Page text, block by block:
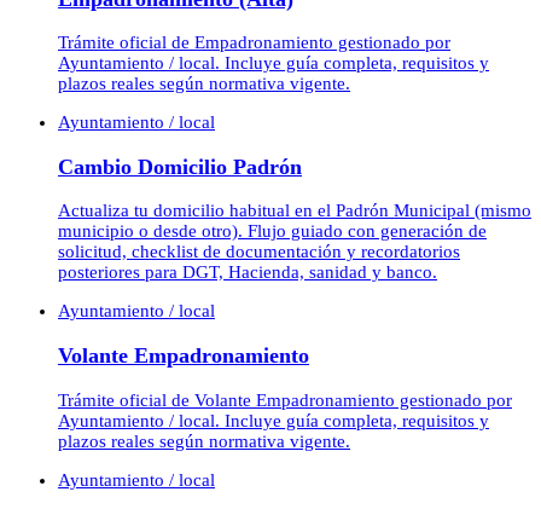
Trámite oficial de Empadronamiento gestionado por
Ayuntamiento / local. Incluye guía completa, requisitos y
plazos reales según normativa vigente.
Ayuntamiento / local
Cambio Domicilio Padrón
Actualiza tu domicilio habitual en el Padrón Municipal (mismo
municipio o desde otro). Flujo guiado con generación de
solicitud, checklist de documentación y recordatorios
posteriores para DGT, Hacienda, sanidad y banco.
Ayuntamiento / local
Volante Empadronamiento
Trámite oficial de Volante Empadronamiento gestionado por
Ayuntamiento / local. Incluye guía completa, requisitos y
plazos reales según normativa vigente.
Ayuntamiento / local